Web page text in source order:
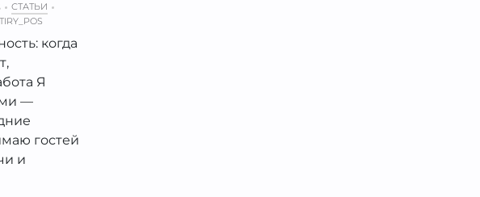
СТАТЬИ
когда
Я
—
гостей
и